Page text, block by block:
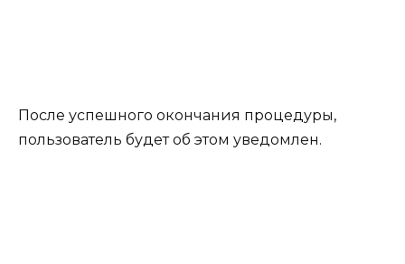
После успешного окончания процедуры,
пользователь будет об этом уведомлен.